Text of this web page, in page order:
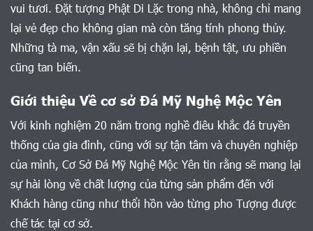
vui tươi. Đặt tượng Phật Di Lặc trong nhà, không chỉ mang
lại vẻ đẹp cho không gian mà còn tăng tính phong thủy.
Những tà ma, vận xấu sẽ bị chặn lại, bệnh tật, ưu phiền
cũng tan biến.
Giới thiệu Về cơ sở Đá Mỹ Nghệ Mộc Yên
Với kinh nghiệm 20 năm trong nghề điêu khắc đá truyền
thống của gia đình, cũng với sự tận tâm và chuyên nghiệp
của mình, Cơ Sở Đá Mỹ Nghệ Mộc Yên tin rằng sẽ mang lại
sự hài lòng về chất lượng của từng sản phẩm đến với
Khách hàng cũng như thổi hồn vào từng pho Tượng được
chế tác tại cơ sở.